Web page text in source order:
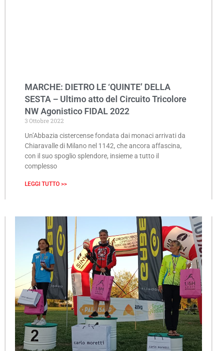
MARCHE: DIETRO LE ‘QUINTE’ DELLA
SESTA – Ultimo atto del Circuito Tricolore
NW Agonistico FIDAL 2022
3 Ottobre 2022
Un’Abbazia cistercense fondata dai monaci arrivati da
Chiaravalle di Milano nel 1142, che ancora affascina,
con il suo spoglio splendore, insieme a tutto il
complesso
LEGGI TUTTO >>